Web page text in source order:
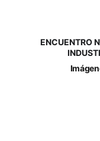
ENCUENTRO